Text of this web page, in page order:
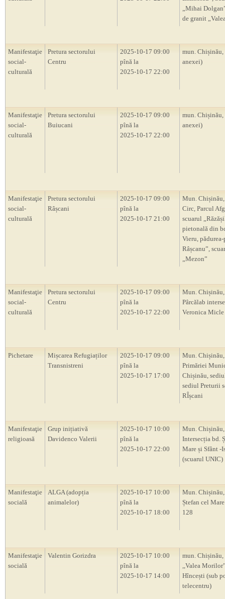
„Mihai
de granit
Manifestaţie
social-
culturală
Pretura sectorului
Centru
2025-10-17 09:00
pînă la
2025-10-17 22:00
mun.
anexei)
Manifestaţie
social-
culturală
Pretura sectorului
Buiucani
2025-10-17 09:00
pînă la
2025-10-17 22:00
mun.
anexei)
Manifestaţie
social-
culturală
Pretura sectorului
Râșcani
2025-10-17 09:00
pînă la
2025-10-17 21:00
Mun.
Circ, Parcul
scuarul
pietonală din
Vieru, pădurea-
Râșcanu”,
„Mezon”
Manifestaţie
social-
culturală
Pretura sectorului
Centru
2025-10-17 09:00
pînă la
2025-10-17 22:00
Mun.
Pârcălab
Veronica Micle
Pichetare
Mișcarea Refugiaților
Transnistreni
2025-10-17 09:00
pînă la
2025-10-17 17:00
Mun.
Primăriei
Chișinău,
sediul Preturii
RÎșcani
Manifestaţie
religioasă
Grup inițiativă
Davidenco Valerii
2025-10-17 10:00
pînă la
2025-10-17 22:00
Mun. Chișinău,
Intersecția bd.
Mare și Sfânt -
(scuarul UNIC)
Manifestaţie
socială
ALGA (adopția
animalelor)
2025-10-17 10:00
pînă la
2025-10-17 18:00
Mun.
Ștefan cel
128
Manifestaţie
socială
Valentin Gorizdra
2025-10-17 10:00
pînă la
2025-10-17 14:00
mun. Chișinău,
,,Valea
Hîncești (sub
telecentru)